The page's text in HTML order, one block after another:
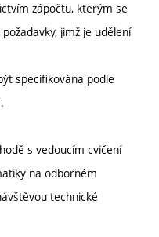
zápočtu, kterým se
jimž je udělení
specifikována podle
s vedoucím cvičení
na odborném
technické